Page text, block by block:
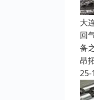
大
回
备
昂
25-